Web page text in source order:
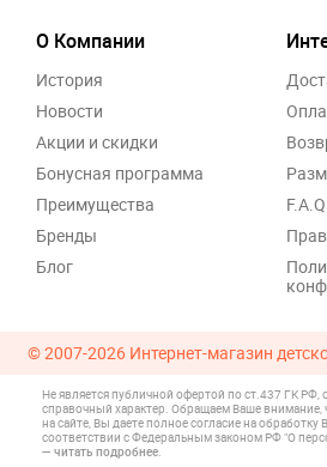
О Компании
История
Новости
Акции и скидки
Бонусная программа
Преимущества
Бренды
Блог
© 2007-2026 Интернет-магазин
Не является публичной офертой по ст.437 ГК
справочный характер. Обращаем Ваше внимание,
на сайте, Вы даете полное согласие на
соответствии с Федеральным законом РФ "О
— читать подробнее.